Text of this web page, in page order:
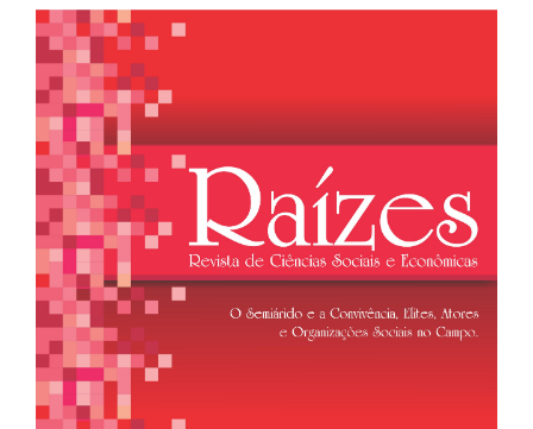
Barra
lateral
de
artigos